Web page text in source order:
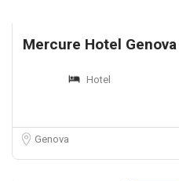
Mercure Hotel
Hotel
Genova